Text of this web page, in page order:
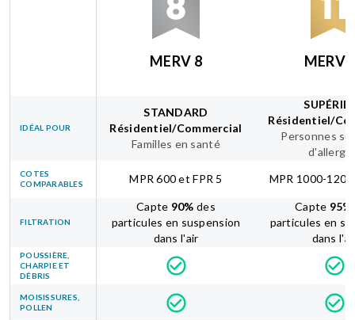
MERV 8 MERV
IDÉAL POUR
STANDARD
Résidentiel/Commercial
Familles en santé
Résidentiel/
Personnes
COTES
COMPARABLES
MPR 600 et FPR 5 MPR 1000-1200
FILTRATION
Capte 90% des
particules en suspension
dans l'air
Capte 95%
particules en
dans
POUSSIÈRE,
CHARPIE ET
DÉBRIS
MOISISSURES,
POLLEN